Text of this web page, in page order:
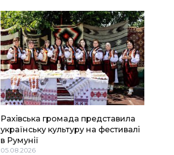
Рахівська громада представила
українську культуру на фестивалі
в Румунії
05.08.2026